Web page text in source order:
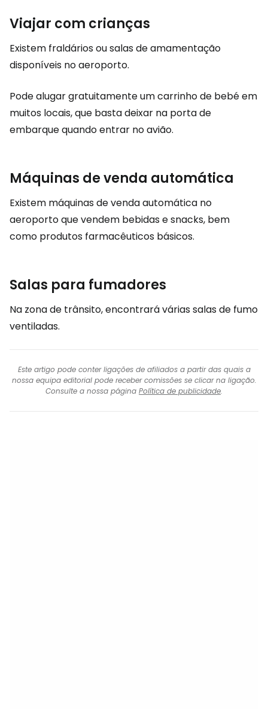
Viajar com crianças
Existem fraldários ou salas de amamentação
disponíveis no aeroporto.
Pode alugar gratuitamente um carrinho de bebé em
muitos locais, que basta deixar na porta de
embarque quando entrar no avião.
Máquinas de venda automática
Existem máquinas de venda automática no
aeroporto que vendem bebidas e snacks, bem
como produtos farmacêuticos básicos.
Salas para fumadores
Na zona de trânsito, encontrará várias salas de fumo
ventiladas.
Este artigo pode conter ligações de afiliados a partir das quais a
nossa equipa editorial pode receber comissões se clicar na ligação.
Consulte a nossa página Política de publicidade.